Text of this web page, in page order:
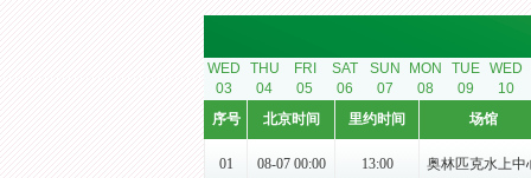
WED
03
THU
04
FRI
05
SAT
06
SUN
07
MON
08
TUE
09
WED
10
序号
北京时间 里约时间 场馆
01 08-07 00:00 13:00 奥林匹克水上中